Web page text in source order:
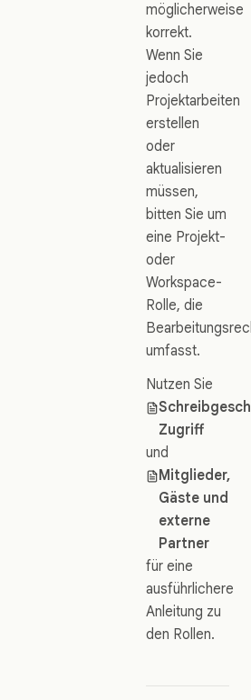
möglicherweise
korrekt.
Wenn Sie
jedoch
Projektarbeiten
erstellen
oder
aktualisieren
müssen,
bitten Sie um
eine Projekt-
oder
Workspace-
Rolle, die
umfasst.
Nutzen Sie
Zugriff
und
Mitglieder,
Gäste und
externe
Partner
für eine
ausführlichere
Anleitung zu
den Rollen.